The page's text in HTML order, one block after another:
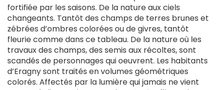
fortifiée par les saisons. De la nature aux ciels
changeants. Tantôt des champs de terres brunes et
zébrées d’ombres colorées ou de givres, tantôt
fleurie comme dans ce tableau. De la nature où les
travaux des champs, des semis aux récoltes, sont
scandés de personnages qui oeuvrent. Les habitants
d’Eragny sont traités en volumes géométriques
colorés. Affectés par la lumière qui jamais ne vient